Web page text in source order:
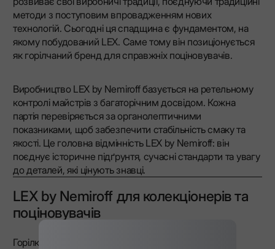
методи з поступовим впровадженням нових
технологій. Сьогодні ця спадщина є фундаментом, на
якому побудований LEX. Саме тому він позиціонується
як горілчаний бренд для справжніх поціновувачів.
Виробництво LEX by Nemiroff базується на ретельному
контролі майстрів з багаторічним досвідом. Кожна
партія перевіряється за органолептичними
показниками, щоб забезпечити стабільність смаку та
якості. Це головна відмінність LEX by Nemiroff: він
поєднує історичне підґрунтя, сучасні стандарти та увагу
до деталей, які цінують знавці.
LEX by Nemiroff для колекціонерів та
поціновувачів
Горілка LEX – це не просто горілка, а й колекційний